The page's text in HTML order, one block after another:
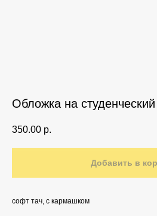
Обложка на
350.00 р.
Добавить в
софт тач, с кармашком